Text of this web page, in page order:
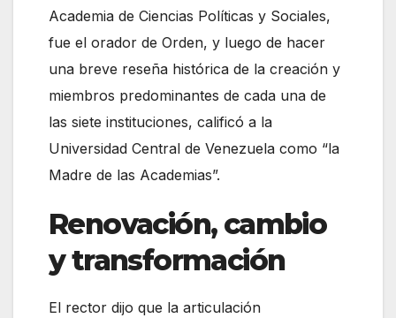
Academia de Ciencias Políticas y Sociales,
fue el orador de Orden, y luego de hacer
una breve reseña histórica de la creación y
miembros predominantes de cada una de
las siete instituciones, calificó a la
Universidad Central de Venezuela como “la
Madre de las Academias”.
Renovación, cambio
y transformación
El rector dijo que la articulación